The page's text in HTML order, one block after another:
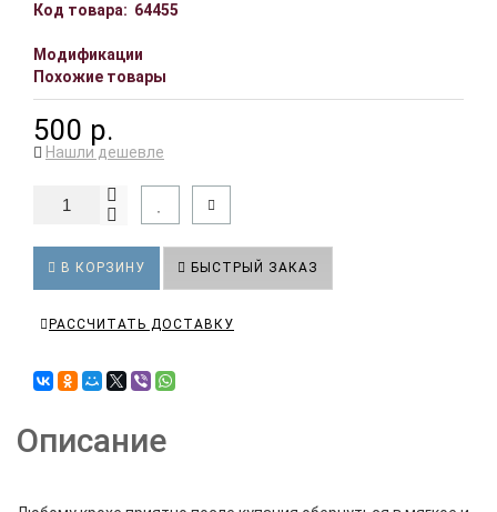
Код товара: 64455
Модификации
Похожие товары
500 р.
Нашли дешевле
В КОРЗИНУ БЫСТРЫЙ ЗАКАЗ
РАССЧИТАТЬ ДОСТАВКУ
Описание